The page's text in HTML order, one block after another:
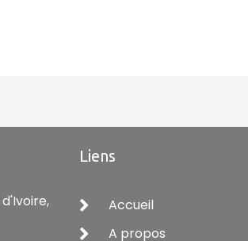
Liens
Accueil
A propos